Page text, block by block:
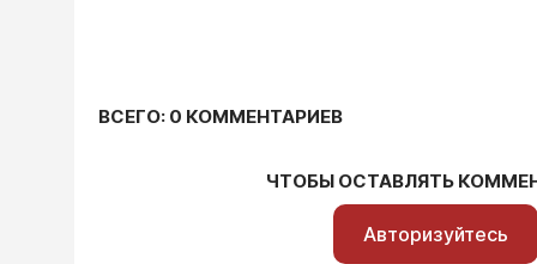
ВСЕГО: 0 КОММЕНТАРИЕВ
ЧТОБЫ ОСТАВЛЯТЬ
Авторизуйтесь